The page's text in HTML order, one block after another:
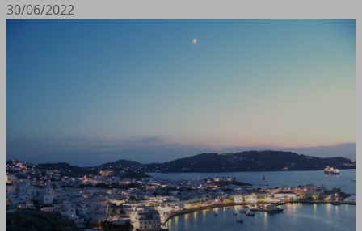
30/06/2022